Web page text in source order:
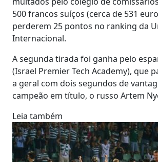
500 francos suíços (cerca de 531
perderem 25 pontos no ranking da
Internacional.
A segunda tirada foi ganha pelo
(Israel Premier Tech Academy), que
a geral com dois segundos de
campeão em título, o russo Artem
Leia também